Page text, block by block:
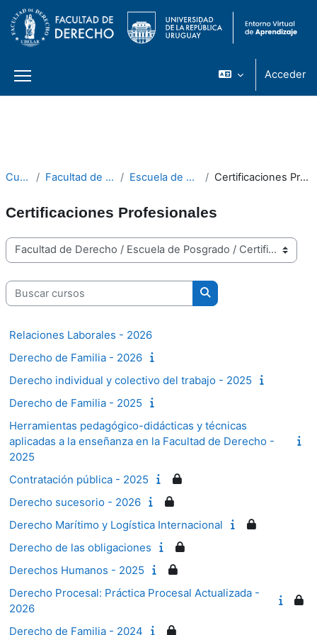
Panel lateral
Acceder
Cursos Facultad de Derecho Escuela de Posgrado Certificaciones Profesionales
Certificaciones Profesionales
Categorías
Buscar cursos
Buscar cursos
Relaciones Laborales - 2026
Derecho de Familia - 2026
Derecho individual y colectivo del trabajo - 2025
Derecho de Familia - 2025
Herramientas pedagógico-didácticas y técnicas
aplicadas a la enseñanza en la Facultad de Derecho -
2025
Contratación pública - 2025
Derecho sucesorio - 2026
Derecho Marítimo y Logística Internacional
Derecho de las obligaciones
Derechos Humanos - 2025
Derecho Procesal: Práctica Procesal Actualizada -
2026
Derecho de Familia - 2024